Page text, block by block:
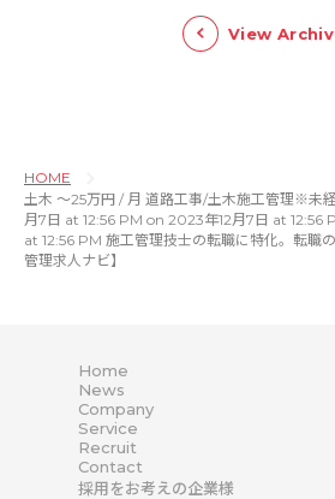
View
HOME
土木 〜25万円 / 月 道路工事/土木施工管理※未
月7日 at 12:56 PM on 2023年12月7日 at 12:56
at 12:56 PM 施工管理技士の転職に特化。転職
管理求人ナビ】
Home
News
Company
Service
Recruit
Contact
採用をお考えの企業様